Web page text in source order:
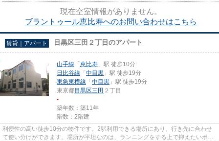
現在空室情報がありません。
ブラントゥール恵比寿へのお問い合わせはこちら
賃貸｜アパート 目黒区三田２丁目のアパート
山手線 「 恵比寿 」駅 徒歩10分
日比谷線 「 中目黒 」駅 徒歩19分
東急東横線 「 中目黒 」駅 徒歩19分
東京都目黒区三田 ２丁目
-
築年数：築11年
階数：2階建
利便性の高い徒歩10分の物件です。2駅利用できる場所にあり、行き先に合わせ
て使い分けができます。場所が平坦なのは、ランニングをする上で抑えたいポイ